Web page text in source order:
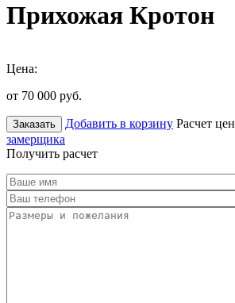
Прихожая Кротон
Цена:
от 70 000 руб.
Заказать Добавить в корзину Расчет
замерщика
Получить расчет